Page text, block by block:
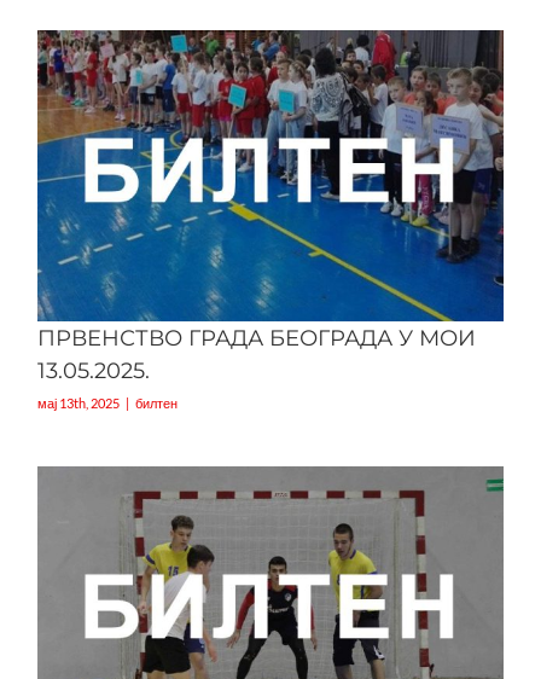
ПРВЕНСТВО ГРАДА БЕОГРАДА У МОИ
13.05.2025.
мај 13th, 2025 | билтен